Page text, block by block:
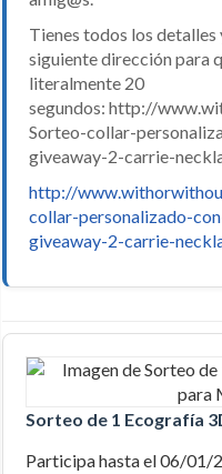
Tienes todos los detalles
siguiente dirección para
literalmente 20
segundos: http://
Sorteo-collar-
giveaway-2-carrie-
http://
collar-personalizado-
giveaway-2-carrie-
Sorteo de 1 Ecografía
Participa hasta el 06/01/